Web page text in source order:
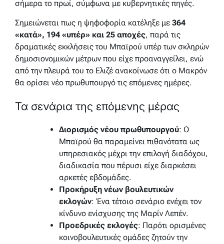
σήμερα το πρωί, σύμφωνα με κυβερνητικές πηγές.
Σημειώνεται πως η ψηφοφορία κατέληξε με 364
«κατά», 194 «υπέρ» και 25 αποχές, παρά τις
δραματικές εκκλήσεις του Μπαϊρού υπέρ των σκληρών
δημοσιονομικών μέτρων που είχε προαναγγείλει, ενώ
από την πλευρά του το Ελιζέ ανακοίνωσε ότι ο Μακρόν
θα ορίσει νέο πρωθυπουργό τις επόμενες ημέρες.
Τα σενάρια της επόμενης μέρας
Διορισμός νέου πρωθυπουργού: Ο
Μπαϊρού θα παραμείνει πιθανότατα ως
υπηρεσιακός μέχρι την επιλογή διαδόχου,
διαδικασία που πέρυσι είχε διαρκέσει
αρκετές εβδομάδες.
Προκήρυξη νέων βουλευτικών
εκλογών: Ένα τέτοιο σενάριο ενέχει τον
κίνδυνο ενίσχυσης της Μαρίν Λεπέν.
Προεδρικές εκλογές: Παρότι ορισμένες
κοινοβουλευτικές ομάδες ζητούν την